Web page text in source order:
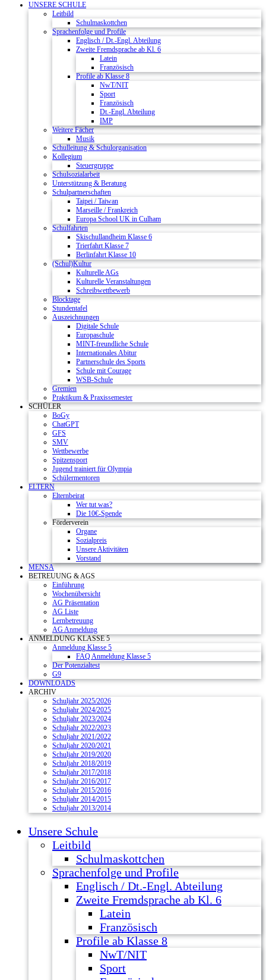
UNSERE SCHULE
Leitbild
Schulmaskottchen
Sprachenfolge und Profile
Englisch / Dt.-Engl. Abteilung
Zweite Fremdsprache ab Kl. 6
Latein
Französisch
Profile ab Klasse 8
NwT/NIT
Sport
Französisch
Dt.-Engl. Abteilung
IMP
Weitere Fächer
Musik
Schulleitung & Schulorganisation
Kollegium
Steuergruppe
Schulsozialarbeit
Unterstützung & Beratung
Schulpartnerschaften
Taipei / Taiwan
Marseille / Frankreich
Europa School UK in Culham
Schulfahrten
Skischullandheim Klasse 6
Trierfahrt Klasse 7
Berlinfahrt Klasse 10
(Schul)Kultur
Kulturelle AGs
Kulturelle Veranstaltungen
Schreibwettbewerb
Blocktage
Stundentafel
Auszeichnungen
Digitale Schule
Europaschule
MINT-freundliche Schule
Internationales Abitur
Partnerschule des Sports
Schule mit Courage
WSB-Schule
Gremien
Praktikum & Praxissemester
SCHÜLER
BoGy
ChatGPT
GFS
SMV
Wettbewerbe
Spitzensport
Jugend trainiert für Olympia
Schülermentoren
ELTERN
Elternbeirat
Wer tut was?
Die 10€-Spende
Förderverein
Organe
Sozialpreis
Unsere Aktivitäten
Vorstand
MENSA
BETREUUNG & AGS
Einführung
Wochenübersicht
AG Präsentation
AG Liste
Lernbetreuung
AG Anmeldung
ANMELDUNG KLASSE 5
Anmeldung Klasse 5
FAQ Anmeldung Klasse 5
Der Potenzialtest
G9
DOWNLOADS
ARCHIV
Schuljahr 2025/2026
Schuljahr 2024/2025
Schuljahr 2023/2024
Schuljahr 2022/2023
Schuljahr 2021/2022
Schuljahr 2020/2021
Schuljahr 2019/2020
Schuljahr 2018/2019
Schuljahr 2017/2018
Schuljahr 2016/2017
Schuljahr 2015/2016
Schuljahr 2014/2015
Schuljahr 2013/2014
Unsere Schule
Leitbild
Schulmaskottchen
Sprachenfolge und Profile
Englisch / Dt.-Engl. Abteilung
Zweite Fremdsprache ab Kl. 6
Latein
Französisch
Profile ab Klasse 8
NwT/NIT
Sport